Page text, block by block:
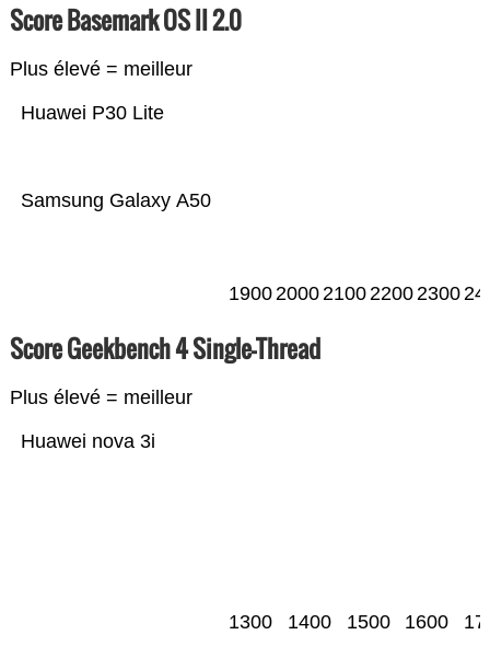
Score Basemark OS II 2.0
Plus élevé = meilleur
Samsung Galaxy A50
Huawei P30 Lite
19002000210022002300
Score Geekbench 4 Single-Thread
Plus élevé = meilleur
Huawei nova 3i
1300 1400 1500 1600